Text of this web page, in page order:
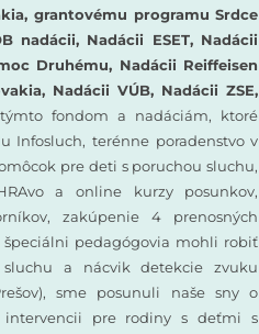
grantovému programu Srdce
nadácii, Nadácii ESET, Nadácii
Druhému, Nadácii Reiffeisen
Nadácii VÚB, Nadácii ZSE,
fondom a nadáciám, ktoré
Infosluch, terénne poradenstvo v
pre deti s poruchou sluchu,
a online kurzy posunkov,
zakúpenie 4 prenosných
pedagógovia mohli robiť
a nácvik detekcie zvuku
sme posunuli naše sny o
intervencii pre rodiny s deťmi s